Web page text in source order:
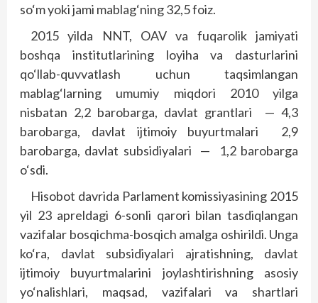
so‘m yoki jami mablag‘ning 32,5 foiz.
2015 yilda NNT, OAV va fuqarolik jamiyati
boshqa institutlarining loyiha va dasturlarini
qo‘llab-quvvatlash uchun taqsimlangan
mablag‘larning umumiy miqdori 2010 yilga
nisbatan 2,2 barobarga, davlat grantlari
— 4,3
barobarga, davlat ijtimoiy buyurtmalari
2,9
barobarga, davlat subsidiyalari
—
1,2 barobarga
o‘sdi.
Hisobot davrida Parlament komissiyasining 2015
yil 23 apreldagi 6-sonli qarori bilan tasdiqlangan
vazifalar bosqichma-bosqich amalga oshirildi. Unga
ko‘ra, davlat subsidiyalari ajratishning, davlat
ijtimoiy buyurtmalarini joylashtirishning asosiy
yo‘nalishlari, maqsad, vazifalari va shartlari